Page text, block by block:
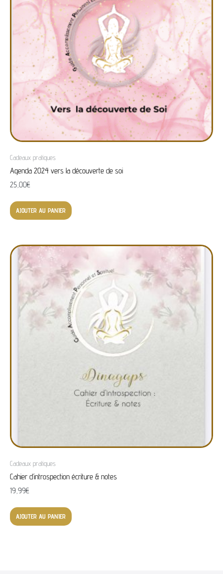
Cadeaux pratiques
Agenda 2024 vers la découverte de soi
25,00€
AJOUTER AU PANIER
Cadeaux pratiques
Cahier d’introspection écriture & notes
19,99€
AJOUTER AU PANIER